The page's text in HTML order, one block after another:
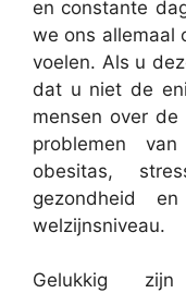
en constante
we ons allemaal
voelen. Als u
dat u niet de
mensen over
problemen
obesitas,
gezondheid
welzijnsniveau.
Gelukkig